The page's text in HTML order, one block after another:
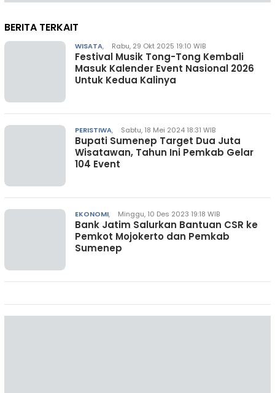
BERITA TERKAIT
WISATA, Rabu, 29 Okt 2025 19:10 WIB
Festival Musik Tong-Tong Kembali
Masuk Kalender Event Nasional 2026
Untuk Kedua Kalinya
PERISTIWA, Sabtu, 18 Mei 2024 18:31 WIB
Bupati Sumenep Target Dua Juta
Wisatawan, Tahun Ini Pemkab Gelar
104 Event
EKONOMI, Minggu, 10 Des 2023 19:18 WIB
Bank Jatim Salurkan Bantuan CSR ke
Pemkot Mojokerto dan Pemkab
Sumenep